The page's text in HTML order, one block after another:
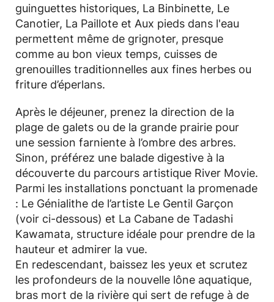
guinguettes historiques, La Binbinette, Le
Canotier, La Paillote et Aux pieds dans l'eau
permettent même de grignoter, presque
comme au bon vieux temps, cuisses de
grenouilles traditionnelles aux fines herbes ou
friture d’éperlans.
Après le déjeuner, prenez la direction de la
plage de galets ou de la grande prairie pour
une session farniente à l’ombre des arbres.
Sinon, préférez une balade digestive à la
découverte du parcours artistique River Movie.
Parmi les installations ponctuant la promenade
: Le Génialithe de l’artiste Le Gentil Garçon
(voir ci-dessous) et La Cabane de Tadashi
Kawamata, structure idéale pour prendre de la
hauteur et admirer la vue.
En redescendant, baissez les yeux et scrutez
les profondeurs de la nouvelle lône aquatique,
bras mort de la rivière qui sert de refuge à de